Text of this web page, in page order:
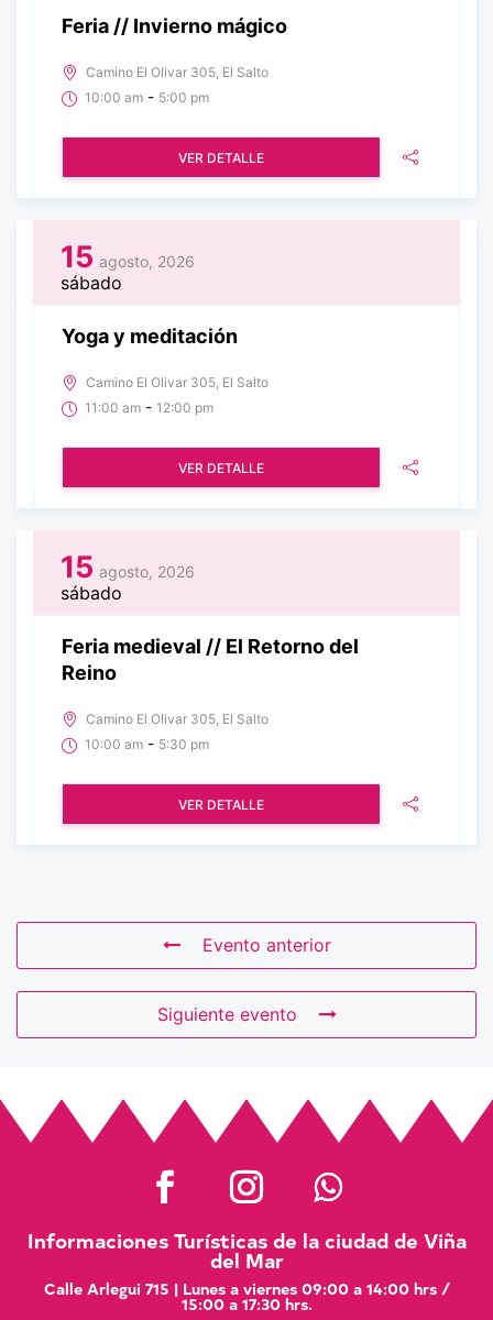
Feria // Invierno mágico
Camino El Olivar 305, El Salto
10:00 am - 5:00 pm
VER DETALLE
15 agosto, 2026
sábado
Yoga y meditación
Camino El Olivar 305, El Salto
11:00 am - 12:00 pm
VER DETALLE
15 agosto, 2026
sábado
Feria medieval // El Retorno del
Reino
Camino El Olivar 305, El Salto
10:00 am - 5:30 pm
VER DETALLE
Evento anterior
Siguiente evento
Informaciones Turísticas de la ciudad de Viña
del Mar
Calle Arlegui 715 | Lunes a viernes 09:00 a 14:00 hrs /
15:00 a 17:30 hrs.